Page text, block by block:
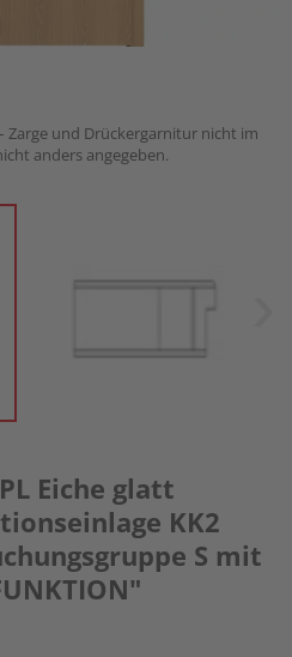
und Drückergarnitur nicht im
anders angegeben.
Eiche glatt
KK2
S mit